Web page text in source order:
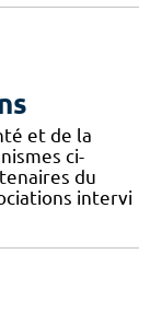
et de la
ci-
du
intervi